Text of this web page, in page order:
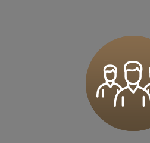
36 MINUT Kartuzy
ul. Krasickiego 2a
83-300 Kartuzy
36 MINUT Komorniki